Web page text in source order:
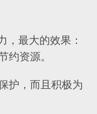
最大的效果：
资源。
护，而且积极为